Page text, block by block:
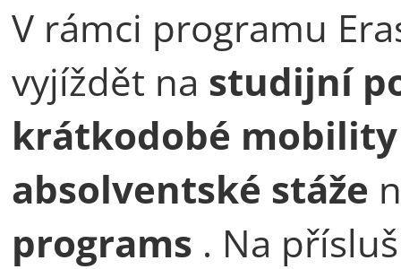
V rámci programu
vyjíždět na studijní
krátkodobé
absolventské stáže
programs . Na